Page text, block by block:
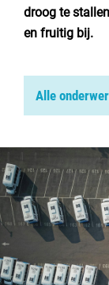
Frankrijk
Nieuws /
Over
Veel gestelde
Meld mijn
Samenwerken /
Contact opnemen
droog te
en fruitig bij.
Alle
Binnen of
Hoe bereid je
Checklist voor